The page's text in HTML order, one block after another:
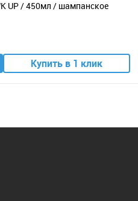
UP / 450мл / шампанское
Купить в 1 клик